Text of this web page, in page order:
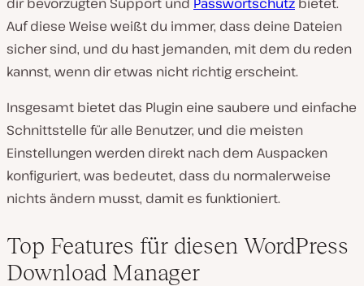
Auf diese Weise weißt du immer, dass deine Dateien
sicher sind, und du hast jemanden, mit dem du reden
kannst, wenn dir etwas nicht richtig erscheint.
Insgesamt bietet das Plugin eine saubere und einfache
Schnittstelle für alle Benutzer, und die meisten
Einstellungen werden direkt nach dem Auspacken
konfiguriert, was bedeutet, dass du normalerweise
nichts ändern musst, damit es funktioniert.
Top Features für diesen WordPress
Download Manager